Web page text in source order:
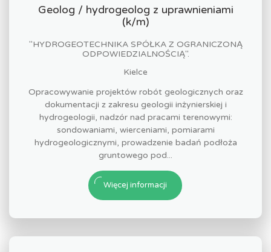
Geolog / hydrogeolog z uprawnieniami
(k/m)
"HYDROGEOTECHNIKA SPÓŁKA Z OGRANICZONĄ
ODPOWIEDZIALNOŚCIĄ".
Kielce
Opracowywanie projektów robót geologicznych oraz
dokumentacji z zakresu geologii inżynierskiej i
hydrogeologii, nadzór nad pracami terenowymi:
sondowaniami, wierceniami, pomiarami
hydrogeologicznymi, prowadzenie badań podłoża
gruntowego pod...
Więcej informacji